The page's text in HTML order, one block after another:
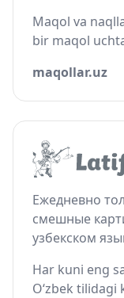
Maqol va
bir maqol
maqollar.uz
Ежедневно
смешные
узбекском
Har kuni eng
O‘zbek